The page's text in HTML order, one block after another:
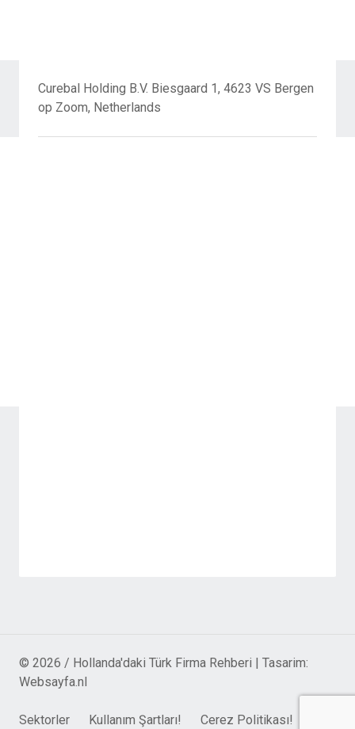
Curebal Holding B.V. Biesgaard 1, 4623 VS Bergen
op Zoom, Netherlands
© 2026 / Hollanda'daki Türk Firma Rehberi | Tasarim:
Websayfa.nl
Sektorler Kullanım Şartları! Cerez Politikası!